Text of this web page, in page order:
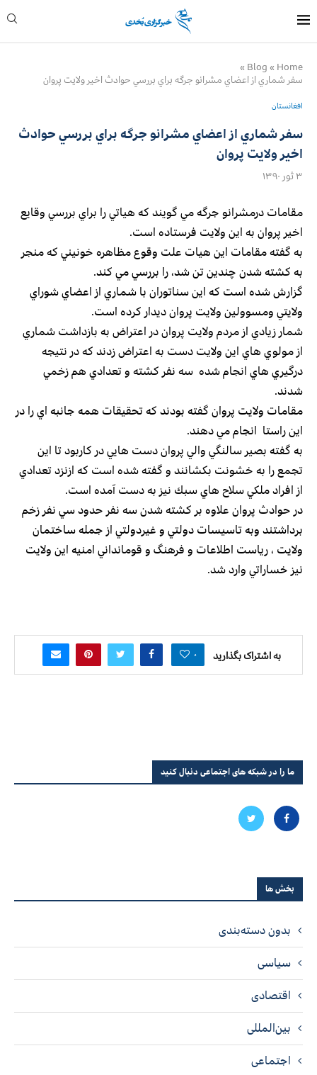
Home
»
Blog
»
سفر شماري از اعضاي مشرانو جرگه براي بررسي حوادث اخير ولايت پروان
افغانستان
سفر شماري از اعضاي مشرانو جرگه براي بررسي حوادث
اخير ولايت پروان
۳ ثور ۱۳۹۰
مقامات درمشرانو جرگه مي گويند كه هياتي را براي بررسي وقايع
اخير پروان به اين ولايت فرستاده است.
به گفته مقامات اين هيات علت وقوع مظاهره خونيني كه منجر
به كشته شدن چندين تن شد، را بررسي مي كند.
گزارش شده است كه اين سناتوران با شماري از اعضاي شوراي
ولايتي ومسوولين ولايت پروان ديدار كرده است.
شمار زيادي از مردم ولايت پروان در اعتراض به بازداشت شماري
از مولوي هاي اين ولايت دست به اعتراض زدند كه در نتيجه
درگيري هاي انجام شده سه نفر كشته و تعدادي هم زخمي
شدند.
مقامات ولايت پروان گفته بودند كه تحقيقات همه جانبه اي را در
اين راستا انجام مي دهند.
به گفته بصير سالنگي والي پروان دست هايي در كاربود تا اين
تجمع را به خشونت بكشانند و گفته شده است كه ازنزد تعدادي
از افراد ملكي سلاح هاي سبك نيز به دست آ‌مده است.
در حوادث پروان علاوه بر كشته شدن سه نفر حدود سي نفر زخم
برداشتند وبه تاسيسات دولتي و غيردولتي از جمله ساختمان
ولايت ، رياست اطلاعات و فرهنگ و قومانداني امنيه اين ولايت
نيز خساراتي وارد شد.
به اشتراک بگذارید ۰
ما را در شبکه های اجتماعی دنبال کنید
بخش ها
بدون دسته‌بندی
سیاسی
اقتصادی
بین‌المللی
اجتماعی